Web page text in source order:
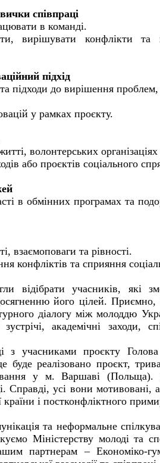
співпраці
в команді.
вирішувати конфлікти та
підхід
підходи до вирішення
у рамках проєкту.
волонтерських організаціях
або проєктів соціального
в обмінних програмах та
взаємоповаги та рівності.
конфліктів та сприяння
відібрати учасників, які
його цілей. Приємно,
діалогу між молоддю
зустрічі, академічні заходи,
з учасниками проєкту
буде реалізовано проєкт,
у м. Варшаві (Польща).
Справді, усі вони мотивовані,
і постконфліктного
та неформальне
Міністерству молоді та
партнерам – Економіко-